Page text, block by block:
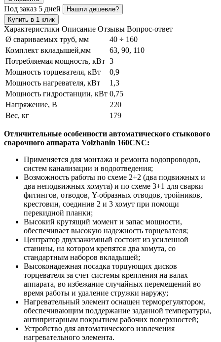
Под заказ 5 дней
Нашли дешевле?
Купить в 1 клик
Характеристики Описание Отзывы Вопрос-ответ
Ø свариваемых труб, мм
40 ÷ 160
Комплект вкладышей,мм
63, 90, 110
Потребляемая мощность, кВт 3
Мощность торцевателя, кВт
0,9
Мощность нагревателя, кВт
1,3
Мощность гидростанции, кВт 0,75
Напряжение, В
220
Вес, кг
179
Отличительные особенности автоматического стыкового
сварочного аппарата Volzhanin 160CNC:
Применяется для монтажа и ремонта водопроводов,
систем канализации и водоотведения;
Возможность работы по схеме 2+2 (два подвижных и
два неподвижных хомута) и по схеме 3+1 для сварки
фитингов, отводов, Y-образных отводов, тройников,
крестовин, соединив 2 и 3 хомут при помощи
перекидной планки;
Высокий крутящий момент и запас мощности,
обеспечивает высокую надежность торцевателя;
Центратор двухзажимный состоит из усиленной
станины, на котором крепятся два хомута, со
стандартным наборов вкладышей;
Высоконадежная посадка торцующих дисков
торцевателя за счет системы крепления на валах
аппарата, во избежание случайных перемещений во
время работы и удаление стружки наружу;
Нагревательный элемент оснащен терморегулятором,
обеспечивающим поддержание заданной температуры,
антипригарным покрытием рабочих поверхностей;
Устройство для автоматического извлечения
нагревательного элемента.